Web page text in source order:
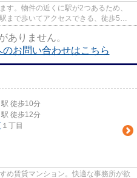
す。物件の近くに駅が2つあるため、
まで歩いてアクセスできる、徒歩5分
ありません。
お問い合わせはこちら
駅 徒歩10分
駅 徒歩12分
１丁目
め賃貸マンション。快適な事務所が欲